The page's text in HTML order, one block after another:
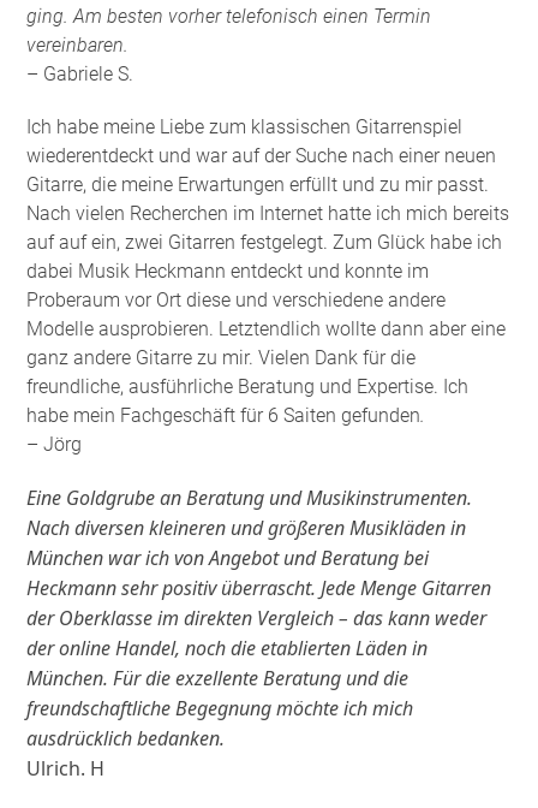
ging. Am besten vorher telefonisch einen Termin
vereinbaren.
– Gabriele S.
Ich habe meine Liebe zum klassischen Gitarrenspiel
wiederentdeckt und war auf der Suche nach einer neuen
Gitarre, die meine Erwartungen erfüllt und zu mir passt.
Nach vielen Recherchen im Internet hatte ich mich bereits
auf auf ein, zwei Gitarren festgelegt. Zum Glück habe ich
dabei Musik Heckmann entdeckt und konnte im
Proberaum vor Ort diese und verschiedene andere
Modelle ausprobieren. Letztendlich wollte dann aber eine
ganz andere Gitarre zu mir. Vielen Dank für die
freundliche, ausführliche Beratung und Expertise. Ich
habe mein Fachgeschäft für 6 Saiten gefunden.
– Jörg
Eine Goldgrube an Beratung und Musikinstrumenten.
Nach diversen kleineren und größeren Musikläden in
München war ich von Angebot und Beratung bei
Heckmann sehr positiv überrascht. Jede Menge Gitarren
der Oberklasse im direkten Vergleich – das kann weder
der online Handel, noch die etablierten Läden in
München. Für die exzellente Beratung und die
freundschaftliche Begegnung möchte ich mich
ausdrücklich bedanken.
Ulrich. H